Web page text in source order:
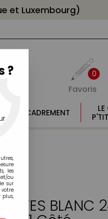
et Luxembourg)
0
Favoris
ENCADREMENT
BLANC
?
les
ou
sur
plus,